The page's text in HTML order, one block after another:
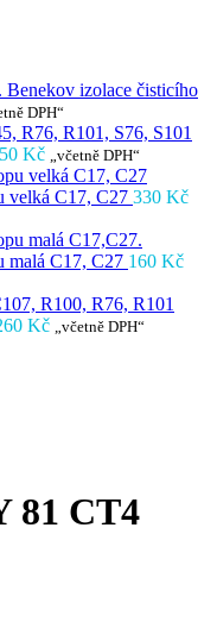
Benekov izolace čisticího
DPH“
Kč „včetně DPH“
velká C17, C27 330 Kč
malá C17, C27 160 Kč
Kč „včetně DPH“
81 CT4